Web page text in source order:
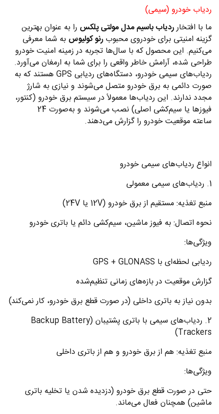
ردیاب خودرو (سیمی)
ما با افتخارردیاب باسیم مدل مولتی پلکس را به عنوان بهترین
گزینه امنیتی برای خودروی محبوب رنو کولیوس به شما معرفی
می‌کنیم. این محصول که با سال‌ها تجربه در زمینه امنیت خودرو
طراحی شده، آرامش خاطر واقعی را برای شما به ارمغان می‌آورد.
ردیاب‌های سیمی خودرو، دستگاه‌های ردیابی GPS هستند که به
صورت دائمی به برق خودرو متصل می‌شوند و نیازی به شارژ
مجدد ندارند. این ردیاب‌ها معمولاً در سیستم برق خودرو (کنتور،
فیوزها یا سیم‌کشی اصلی) نصب می‌شوند و به‌صورت 24
ساعته موقعیت خودرو را گزارش می‌دهند.
انواع ردیاب‌های سیمی خودرو
1. ردیاب‌های سیمی معمولی
منبع تغذیه: مستقیم از برق خودرو (12V یا 24V)
نحوه اتصال: به فیوز ماشین، سیم‌کشی دائم یا باتری خودرو
ویژگی‌ها:
ردیابی لحظه‌ای با GPS + GLONASS
گزارش موقعیت در بازه‌های زمانی تنظیم‌شده
بدون نیاز به باتری داخلی (در صورت قطع برق خودرو، کار نمی‌کند)
2. ردیاب‌های سیمی با باتری پشتیبان (Backup Battery
Trackers)
منبع تغذیه: هم از برق خودرو و هم از باتری داخلی
ویژگی‌ها:
حتی در صورت قطع برق خودرو (دزدیده شدن یا تخلیه باتری
ماشین) همچنان فعال می‌ماند.